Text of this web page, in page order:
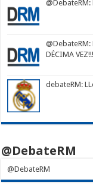
@DebateRM:
@DebateRM:
DÉCIMA
debateRM:
@DebateRM
@DebateRM